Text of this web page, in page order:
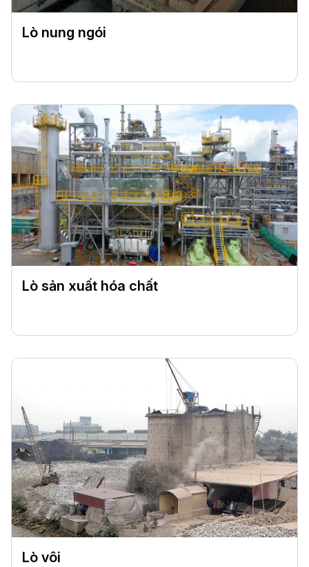
Lò nung ngói
Lò sản xuất hóa chất
Lò vôi